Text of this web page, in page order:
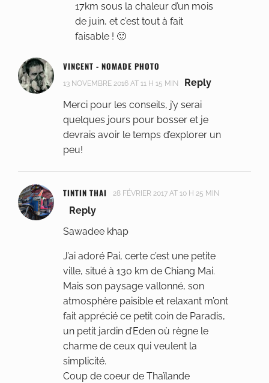
17km sous la chaleur d’un mois
de juin, et c’est tout à fait
faisable ! 🙂
VINCENT - NOMADE PHOTO
13 NOVEMBRE 2016 AT 11 H 15 MIN
Reply
Merci pour les conseils, j’y serai
quelques jours pour bosser et je
devrais avoir le temps d’explorer un
peu!
TINTIN THAI 28 FÉVRIER 2017 AT 10 H 25 MIN
Reply
Sawadee khap
J’ai adoré Pai, certe c’est une petite
ville, situé à 130 km de Chiang Mai.
Mais son paysage vallonné, son
atmosphère paisible et relaxant m’ont
fait apprécié ce petit coin de Paradis,
un petit jardin d’Eden où règne le
charme de ceux qui veulent la
simplicité.
Coup de coeur de Thaïlande